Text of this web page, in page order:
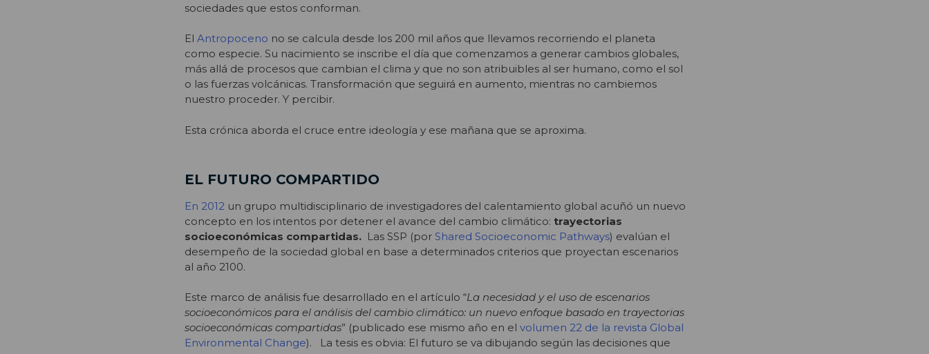
sociedades que estos conforman.
El Antropoceno no se calcula desde los 200 mil años que llevamos recorriendo el planeta
como especie. Su nacimiento se inscribe el día que comenzamos a generar cambios globales,
más allá de procesos que cambian el clima y que no son atribuibles al ser humano, como el sol
o las fuerzas volcánicas. Transformación que seguirá en aumento, mientras no cambiemos
nuestro proceder. Y percibir.
Esta crónica aborda el cruce entre ideología y ese mañana que se aproxima.
EL FUTURO COMPARTIDO
En 2012 un grupo multidisciplinario de investigadores del calentamiento global acuñó un nuevo
concepto en los intentos por detener el avance del cambio climático: trayectorias
socioeconómicas compartidas. Las SSP (por Shared Socioeconomic Pathways) evalúan el
desempeño de la sociedad global en base a determinados criterios que proyectan escenarios
al año 2100.
Este marco de análisis fue desarrollado en el artículo “La necesidad y el uso de escenarios
socioeconómicos para el análisis del cambio climático: un nuevo enfoque basado en trayectorias
socioeconómicas compartidas” (publicado ese mismo año en el volumen 22 de la revista Global
Environmental Change). La tesis es obvia: El futuro se va dibujando según las decisiones que